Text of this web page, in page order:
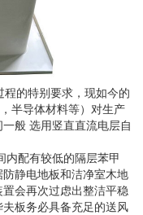
的特别要求，现如今的
半导体材料等）对生产
般 选用竖直直流电层自
配有较低的隔层苯甲
静电地板和洁净室木地
会再次过虑出整洁平稳
板务必具备充足的送风